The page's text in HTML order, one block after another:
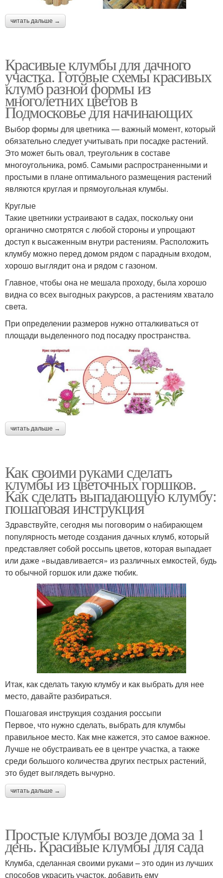
читать дальше →
Красивые клумбы для дачного
участка. Готовые схемы красивых
клумб разной формы из
многолетних цветов в
Подмосковье для начинающих
Выбор формы для цветника — важный момент, который
обязательно следует учитывать при посадке растений.
Это может быть овал, треугольник в составе
многоугольника, ромб. Самыми распространенными и
простыми в плане оптимального размещения растений
являются круглая и прямоугольная клумбы.
Круглые
Такие цветники устраивают в садах, поскольку они
органично смотрятся с любой стороны и упрощают
доступ к высаженным внутри растениям. Расположить
клумбу можно перед домом рядом с парадным входом,
хорошо выглядит она и рядом с газоном.
Главное, чтобы она не мешала проходу, была хорошо
видна со всех выгодных ракурсов, а растениям хватало
света.
При определении размеров нужно отталкиваться от
площади выделенного под посадку пространства.
читать дальше →
Как своими руками сделать
клумбы из цветочных горшков.
Как сделать выпадающую клумбу:
пошаговая инструкция
Здравствуйте, сегодня мы поговорим о набирающем
популярность методе создания дачных клумб, который
представляет собой россыпь цветов, которая выпадает
или даже «выдавливается» из различных емкостей, будь
то обычной горшок или даже тюбик.
Итак, как сделать такую клумбу и как выбрать для нее
место, давайте разбираться.
Пошаговая инструкция создания россыпи
Первое, что нужно сделать, выбрать для клумбы
правильное место. Как мне кажется, это самое важное.
Лучше не обустраивать ее в центре участка, а также
среди большого количества других пестрых растений,
это будет выглядеть вычурно.
читать дальше →
Простые клумбы возле дома за 1
день. Красивые клумбы для сада
Клумба, сделанная своими руками – это один из лучших
способов украсить участок, добавить ему